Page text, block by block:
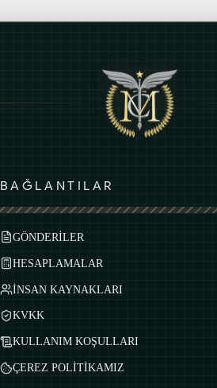
BAĞLANTILAR
GÖNDERİLER
HESAPLAMALAR
İNSAN KAYNAKLARI
KVKK
KULLANIM KOŞULLARI
ÇEREZ POLİTİKAMIZ